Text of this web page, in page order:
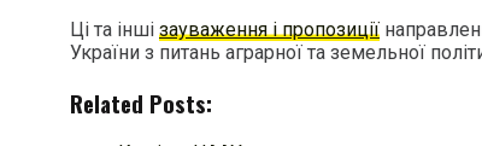
Ці та інші зауваження і пропозиції
України з питань аграрної та земельної
Related Posts: